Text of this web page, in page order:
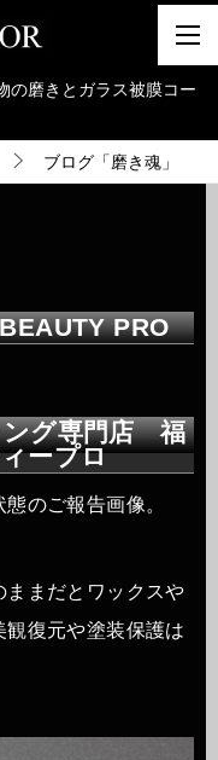
の磨きとガラス被膜コー
ブログ「磨き魂」
PRO
ング専門店 福
ープロ
のご報告画像。
まだとワックスや
復元や塗装保護は